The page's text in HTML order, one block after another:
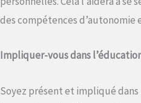
des compétences d’autonomie
Impliquer-vous dans
Soyez présent et impliqué